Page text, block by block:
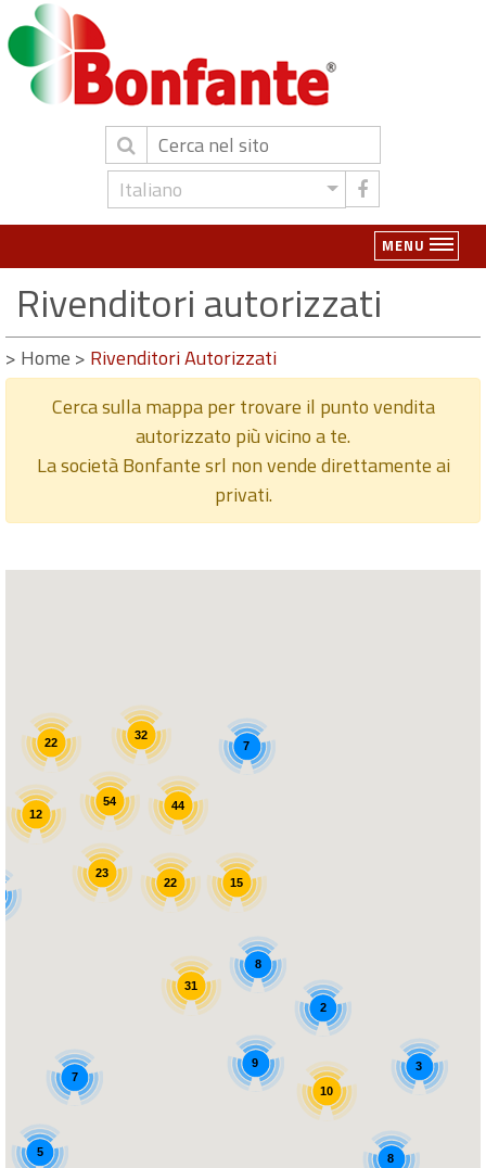
Italiano
MENU
Rivenditori autorizzati
> Home > Rivenditori Autorizzati
Cerca sulla mappa per trovare il punto vendita
autorizzato più vicino a te.
La società Bonfante srl non vende direttamente ai
privati.
12
5
22
7
23
54
32
22
44
31
15
7
9
8
2
10
8
3